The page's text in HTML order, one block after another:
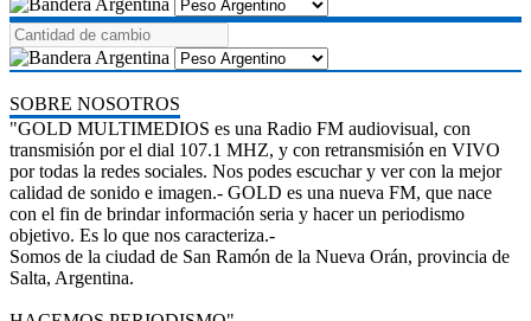
SOBRE NOSOTROS
"GOLD MULTIMEDIOS es una Radio FM audiovisual, con
transmisión por el dial 107.1 MHZ, y con retransmisión en VIVO
por todas la redes sociales. Nos podes escuchar y ver con la mejor
calidad de sonido e imagen.- GOLD es una nueva FM, que nace
con el fin de brindar información seria y hacer un periodismo
objetivo. Es lo que nos caracteriza.-
Somos de la ciudad de San Ramón de la Nueva Orán, provincia de
Salta, Argentina.